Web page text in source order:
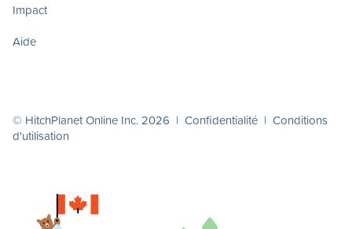
Impact
Aide
© HitchPlanet Online Inc. 2026 | Confidentialité | Conditions
d'utilisation